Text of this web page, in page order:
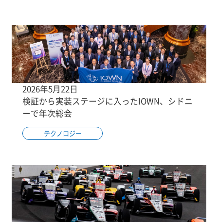
2026年5月22日
検証から実装ステージに入ったIOWN、シドニ
ーで年次総会
テクノロジー